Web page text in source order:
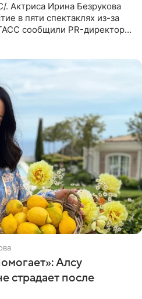
Актриса Ирина Безрукова
в пяти спектаклях из-за
сообщили PR-директор
Алсу
страдает после